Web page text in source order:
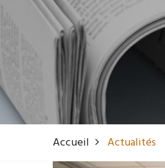
Accueil Actualités